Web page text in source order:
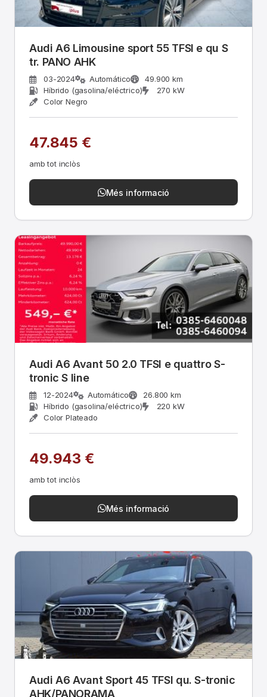
Audi A6 Limousine sport 55 TFSI e qu S
tr. PANO AHK
03-2024 Automático
49.900 km
Híbrido (gasolina/eléctrico)
270 kW
Color Negro
47.845 €
amb tot inclòs
Més informació
Audi A6 Avant 50 2.0 TFSI e quattro S-
tronic S line
12-2024 Automático
26.800 km
Híbrido (gasolina/eléctrico)
220 kW
Color Plateado
49.943 €
amb tot inclòs
Més informació
Audi A6 Avant Sport 45 TFSI qu. S-tronic
AHK/PANORAMA